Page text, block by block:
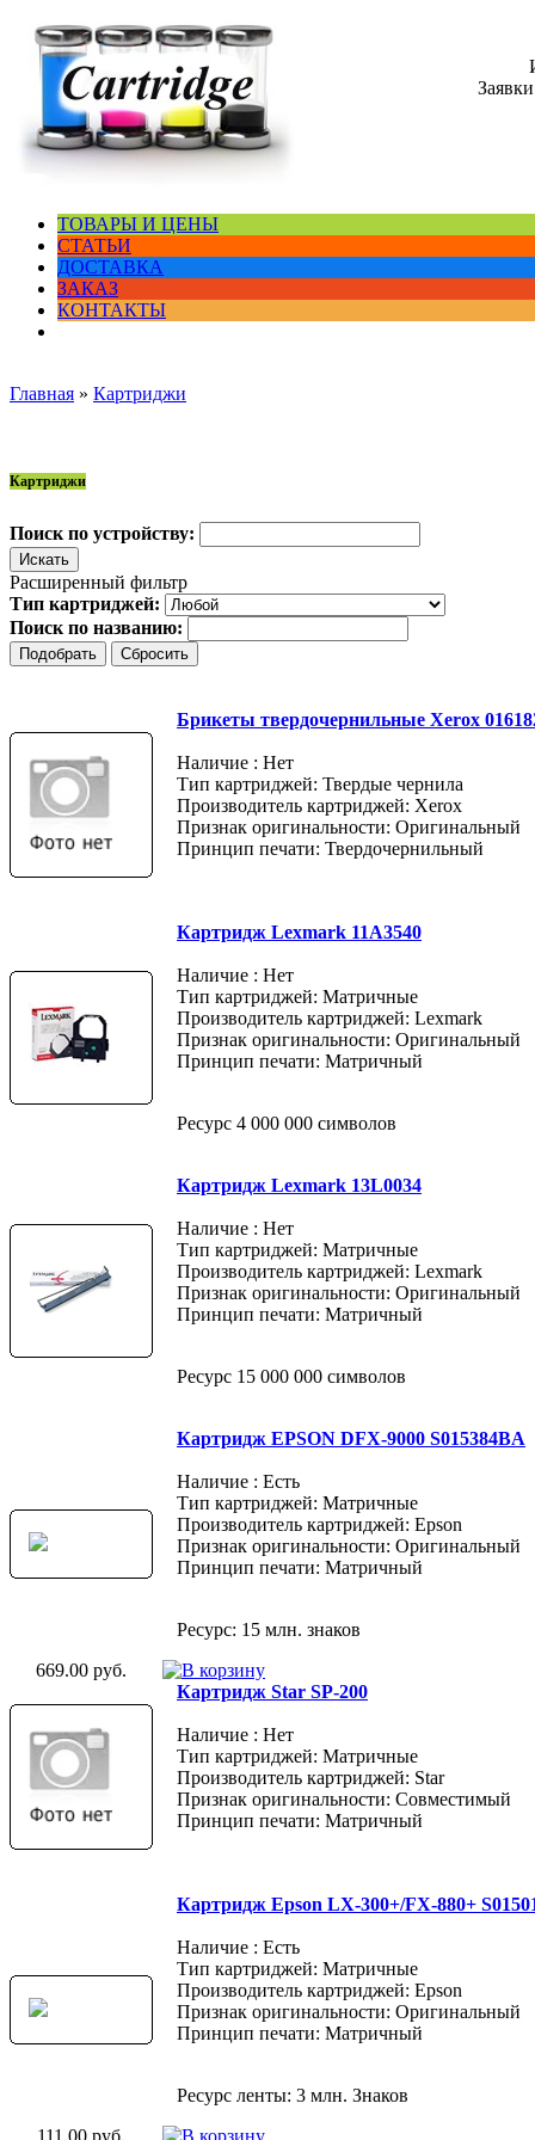
ТОВАРЫ И ЦЕНЫ
СТАТЬИ
ДОСТАВКА
ЗАКАЗ
КОНТАКТЫ
Главная » Картриджи
Картриджи
Поиск по устройству:
Расширенный фильтр
Тип картриджей:
Поиск по названию:
Брикеты твердочернильные Xerox
Наличие : Нет
Тип картриджей: Твердые чернила
Производитель картриджей: Xerox
Признак оригинальности: Оригинальный
Принцип печати: Твердочернильный
Картридж Lexmark 11A3540
Наличие : Нет
Тип картриджей: Матричные
Производитель картриджей: Lexmark
Признак оригинальности: Оригинальный
Принцип печати: Матричный
Ресурс 4 000 000 символов
Картридж Lexmark 13L0034
Наличие : Нет
Тип картриджей: Матричные
Производитель картриджей: Lexmark
Признак оригинальности: Оригинальный
Принцип печати: Матричный
Ресурс 15 000 000 символов
Картридж EPSON DFX-9000 S015384BA
Наличие : Есть
Тип картриджей: Матричные
Производитель картриджей: Epson
Признак оригинальности: Оригинальный
Принцип печати: Матричный
Ресурс: 15 млн. знаков
669.00 руб.
Картридж Star SP-200
Наличие : Нет
Тип картриджей: Матричные
Производитель картриджей: Star
Признак оригинальности: Совместимый
Принцип печати: Матричный
Картридж Epson LX-300+/FX-880+
Наличие : Есть
Тип картриджей: Матричные
Производитель картриджей: Epson
Признак оригинальности: Оригинальный
Принцип печати: Матричный
Ресурс ленты: 3 млн. Знаков
111.00 руб.